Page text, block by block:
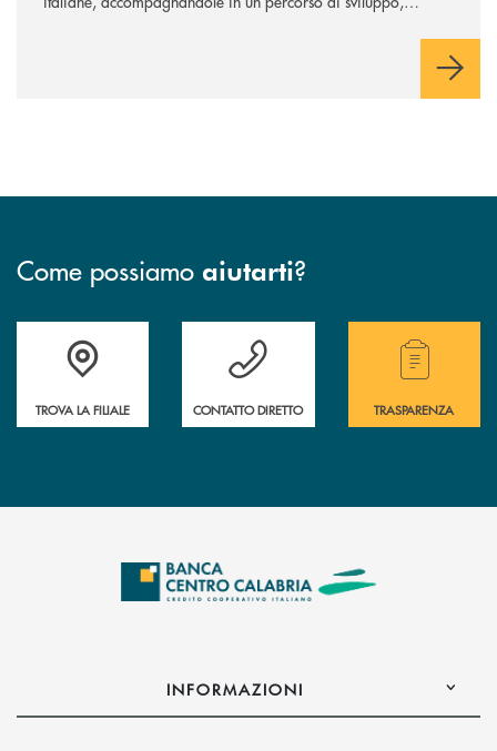
Come possiamo aiutarti?
Accedi all' elenco completo delle filiali .
TROVA LA FILIALE
Hai bisogno di assistenza immediata ?
CONTATTO DIRETTO
Hai bisogno di
TRASPARENZA
INFORMAZIONI